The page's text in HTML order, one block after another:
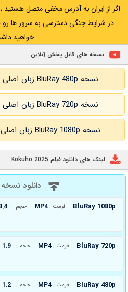
در شرایط جنگی دسترسی به سرور ها رو
خواهید
نسخه های قابل پخش آنلاین
نسخه BluRay 480p زبان اصلی
نسخه BluRay 720p زبان اصلی
نسخه BluRay 1080p زبان اصلی
لینک های دانلود فیلم Kokuho 2025
دانلود
BluRay 1080p فرمت : MP4 حجم : 3.4
BluRay 720p فرمت : MP4 حجم : 1.9 گیگابایت
BluRay 480p فرمت : MP4 حجم : 1.2 گیگابایت